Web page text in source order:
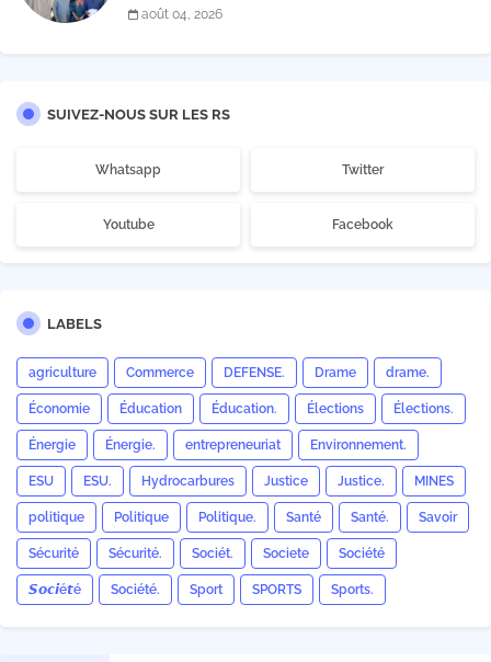
Matata
août 04, 2026
SUIVEZ-NOUS SUR LES RS
Whatsapp Twitter
Youtube Facebook
LABELS
agriculture Commerce DEFENSE. Drame drame.
Économie Éducation Éducation. Élections Élections.
Énergie Énergie. entrepreneuriat Environnement.
ESU ESU. Hydrocarbures Justice Justice. MINES
politique Politique Politique. Santé Santé. Savoir
Sécurité Sécurité. Sociét. Societe Société
𝙎𝙤𝙘𝙞é𝙩é Société. Sport SPORTS Sports.